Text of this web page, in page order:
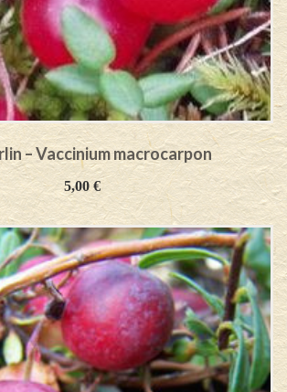
– Vaccinium macrocarpon
5,00 €